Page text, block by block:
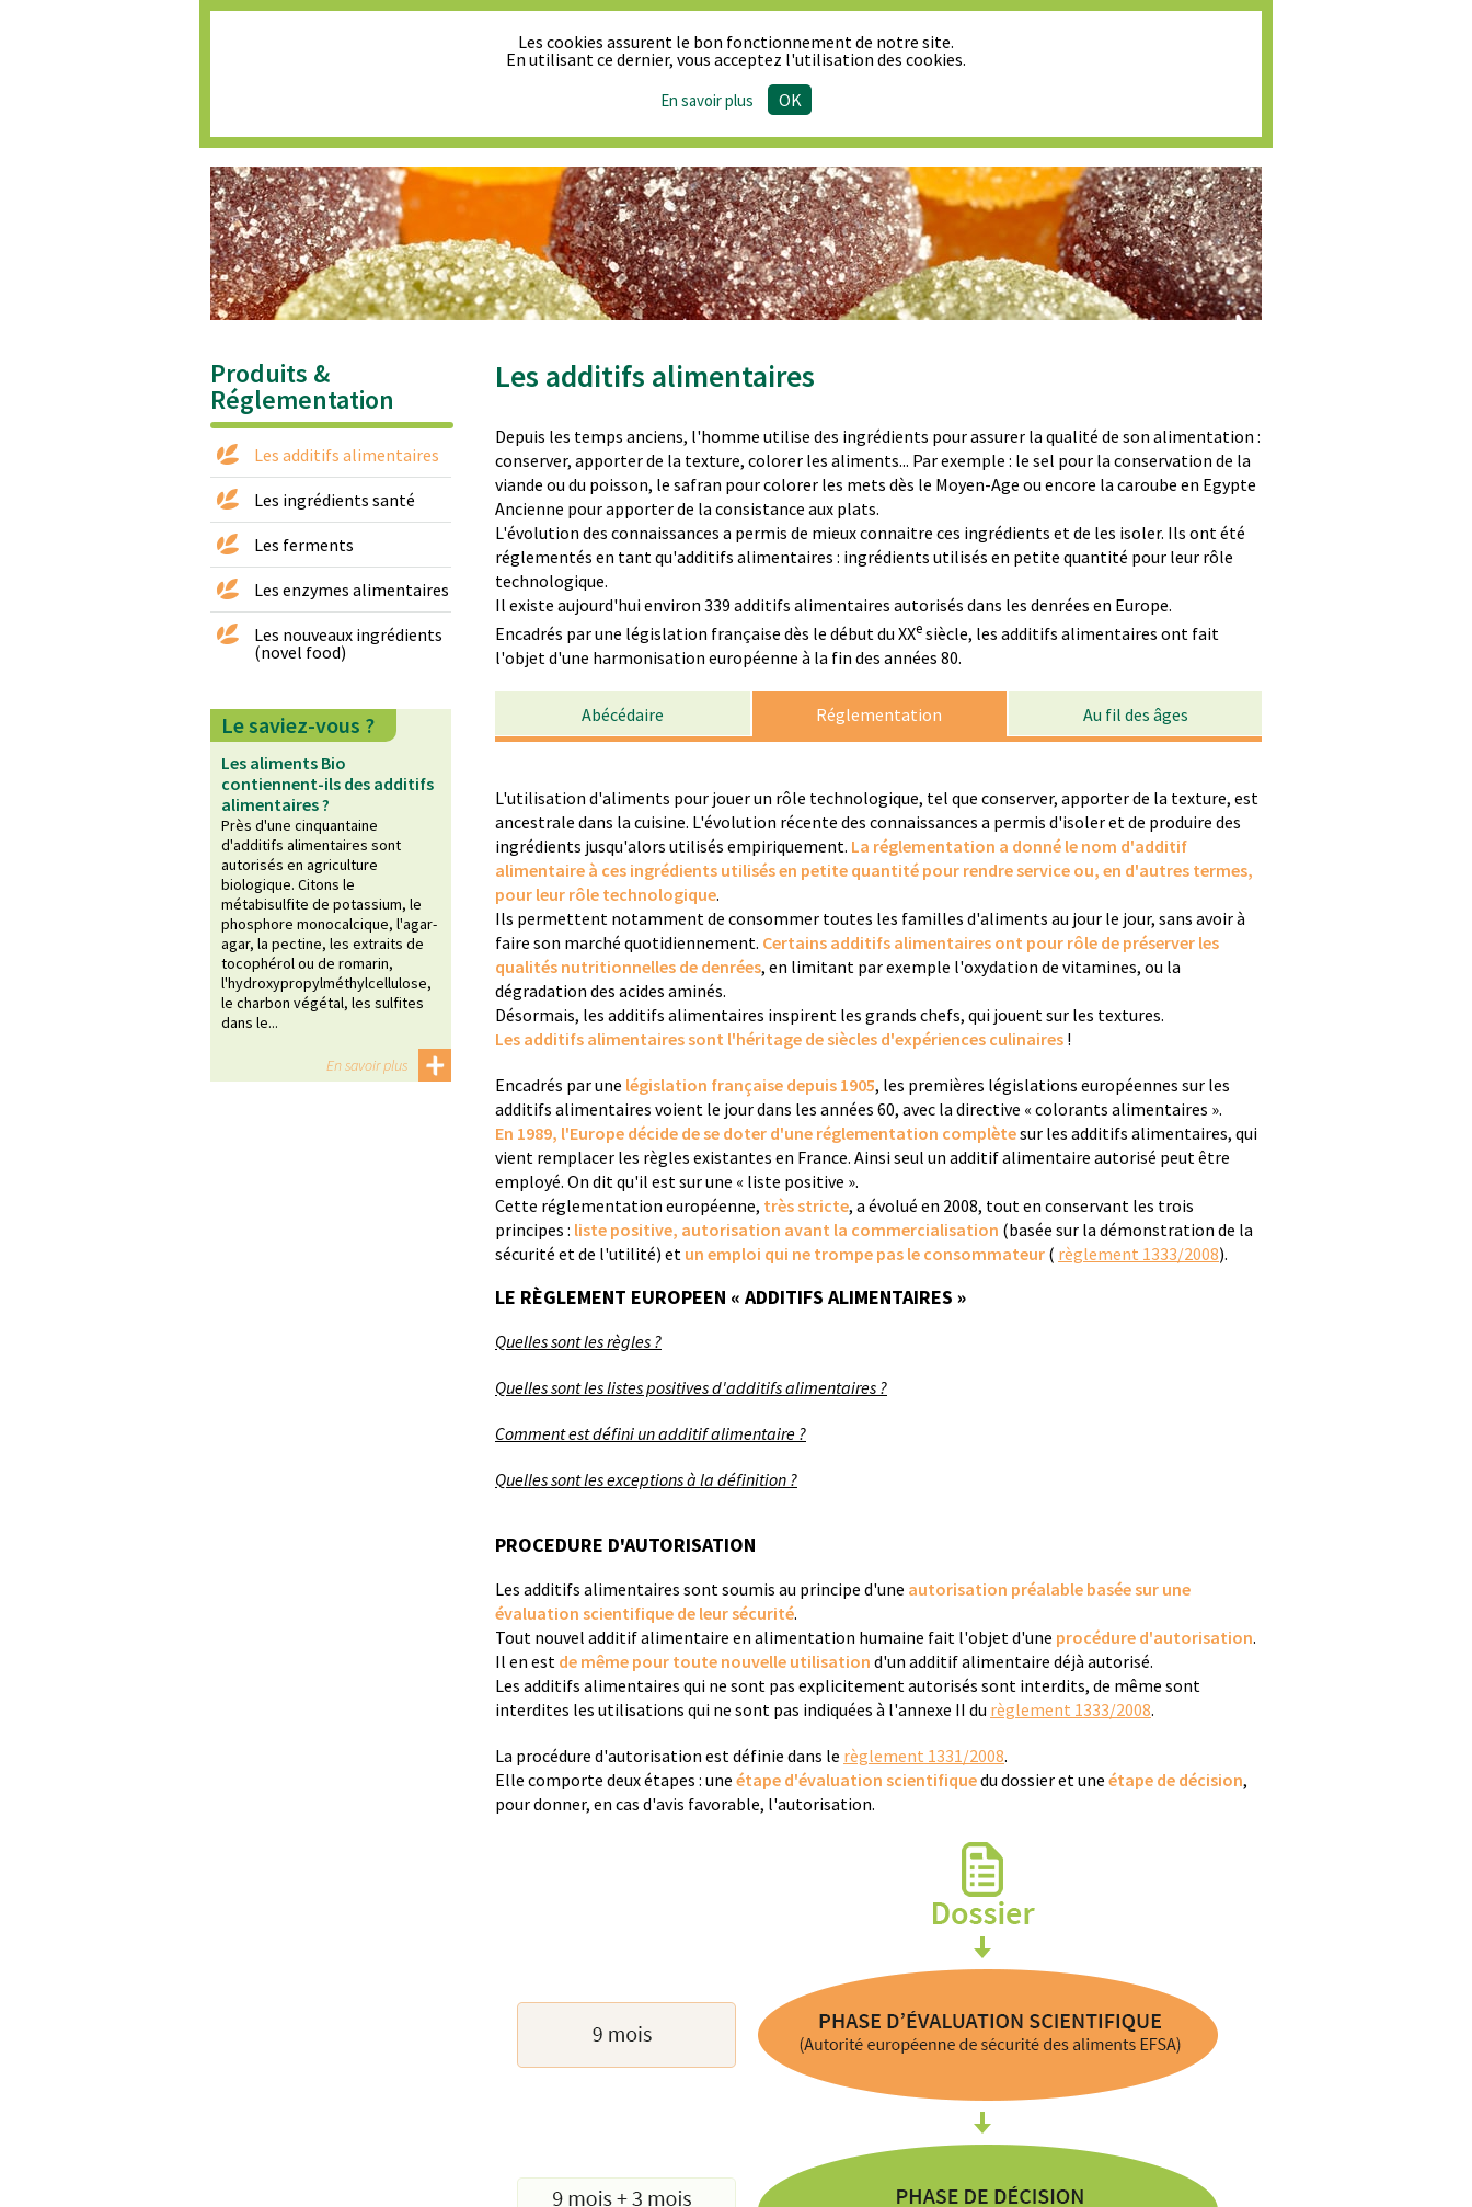
Produits & Réglementation
Produits &
Réglementation
Les additifs alimentaires
Les ingrédients santé
Les ferments
Les enzymes alimentaires
Les nouveaux ingrédients
(novel food)
Le saviez-vous ?
Les aliments Bio
contiennent-ils des additifs
alimentaires ?
Près d'une cinquantaine
d'additifs alimentaires sont
autorisés en agriculture
biologique. Citons le
métabisulfite de potassium, le
phosphore monocalcique, l'agar-
agar, la pectine, les extraits de
tocophérol ou de romarin,
l'hydroxypropylméthylcellulose,
le charbon végétal, les sulfites
dans le...
En savoir plus
Les additifs alimentaires
Depuis les temps anciens, l'homme utilise des ingrédients pour assurer la qualité de son alimentation :
conserver, apporter de la texture, colorer les aliments... Par exemple : le sel pour la conservation de la
viande ou du poisson, le safran pour colorer les mets dès le Moyen-Age ou encore la caroube en Egypte
Ancienne pour apporter de la consistance aux plats.
L'évolution des connaissances a permis de mieux connaitre ces ingrédients et de les isoler. Ils ont été
réglementés en tant qu'additifs alimentaires : ingrédients utilisés en petite quantité pour leur rôle
technologique.
Il existe aujourd'hui environ 339 additifs alimentaires autorisés dans les denrées en Europe.
Encadrés par une législation française dès le début du XXesiècle, les additifs alimentaires ont fait
l'objet d'une harmonisation européenne à la fin des années 80.
Abécédaire Réglementation Au fil des âges
L'utilisation d'aliments pour jouer un rôle technologique, tel que conserver, apporter de la texture, est
ancestrale dans la cuisine. L'évolution récente des connaissances a permis d'isoler et de produire des
ingrédients jusqu'alors utilisés empiriquement. La réglementation a donné le nom d'additif
alimentaire à ces ingrédients utilisés en petite quantité pour rendre service ou, en d'autres termes,
pour leur rôle technologique.
Ils permettent notamment de consommer toutes les familles d'aliments au jour le jour, sans avoir à
faire son marché quotidiennement. Certains additifs alimentaires ont pour rôle de préserver les
qualités nutritionnelles de denrées, en limitant par exemple l'oxydation de vitamines, ou la
dégradation des acides aminés.
Désormais, les additifs alimentaires inspirent les grands chefs, qui jouent sur les textures.
Les additifs alimentaires sont l'héritage de siècles d'expériences culinaires !
Encadrés par une législation française depuis 1905, les premières législations européennes sur les
additifs alimentaires voient le jour dans les années 60, avec la directive « colorants alimentaires ».
En 1989, l'Europe décide de se doter d'une réglementation complètesur les additifs alimentaires, qui
vient remplacer les règles existantes en France. Ainsi seul un additif alimentaire autorisé peut être
employé. On dit qu'il est sur une « liste positive ».
Cette réglementation européenne, très stricte, a évolué en 2008, tout en conservant les trois
principes : liste positive, autorisation avant la commercialisation (basée sur la démonstration de la
sécurité et de l'utilité) et un emploi qui ne trompe pas le consommateur ( règlement 1333/2008).
LE RÈGLEMENT EUROPEEN « ADDITIFS ALIMENTAIRES »
Quelles sont les règles ?
Quelles sont les listes positives d'additifs alimentaires ?
Comment est défini un additif alimentaire ?
Quelles sont les exceptions à la définition ?
PROCEDURE D'AUTORISATION
Les additifs alimentaires sont soumis au principe d'une autorisation préalable basée sur une
évaluation scientifique de leur sécurité.
Tout nouvel additif alimentaire en alimentation humaine fait l'objet d'une procédure d'autorisation.
Il en est de même pour toute nouvelle utilisation d'un additif alimentaire déjà autorisé.
Les additifs alimentaires qui ne sont pas explicitement autorisés sont interdits, de même sont
interdites les utilisations qui ne sont pas indiquées à l'annexe II du règlement 1333/2008.
La procédure d'autorisation est définie dans le règlement 1331/2008.
Elle comporte deux étapes : une étape d'évaluation scientifiquedu dossier et une étape de décision,
pour donner, en cas d'avis favorable, l'autorisation.
Les cookies assurent le bon fonctionnement de notre site.
En utilisant ce dernier, vous acceptez l'utilisation des cookies.
En savoir plus OK